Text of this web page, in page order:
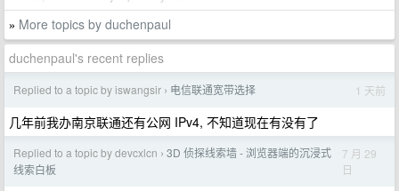
» More topics by duchenpaul
duchenpaul's recent replies
Replied to a topic by iswangsir › 电信联通宽带选择 1 天前
几年前我办南京联通还有公网 IPv4, 不知道现在有没有了
Replied to a topic by devcxlcn › 3D 侦探线索墙 - 浏览器端的沉浸式
线索白板
7 月 29
日